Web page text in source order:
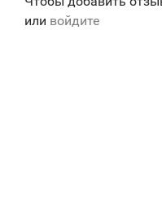
или войдите